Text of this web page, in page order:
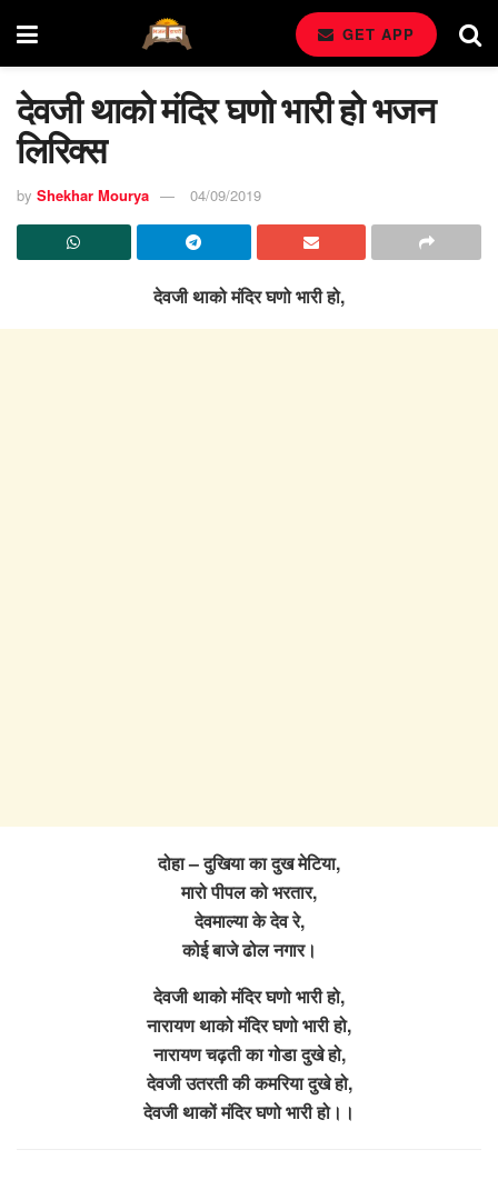
GET APP
देवजी थाको मंदिर घणो भारी हो भजन
लिरिक्स
by Shekhar Mourya 04/09/2019
देवजी थाको मंदिर घणो भारी हो,
दोहा – दुखिया का दुख मेटिया,
मारो पीपल को भरतार,
देवमाल्या के देव रे,
कोई बाजे ढोल नगार।
देवजी थाको मंदिर घणो भारी हो,
नारायण थाको मंदिर घणो भारी हो,
नारायण चढ़ती का गोडा दुखे हो,
देवजी उतरती की कमरिया दुखे हो,
देवजी थाकों मंदिर घणो भारी हो।।